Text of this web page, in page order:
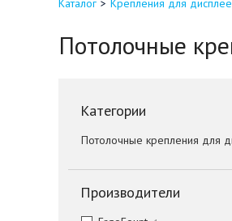
Каталог Крепления для
Потолочные
Категории
Потолочные крепления для
Производители